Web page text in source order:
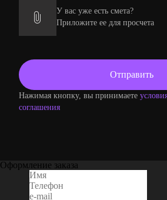
У вас уже есть смета?
Приложите ее для просчета
Нажимая кнопку, вы принимаете
соглашения
Оформление заказа